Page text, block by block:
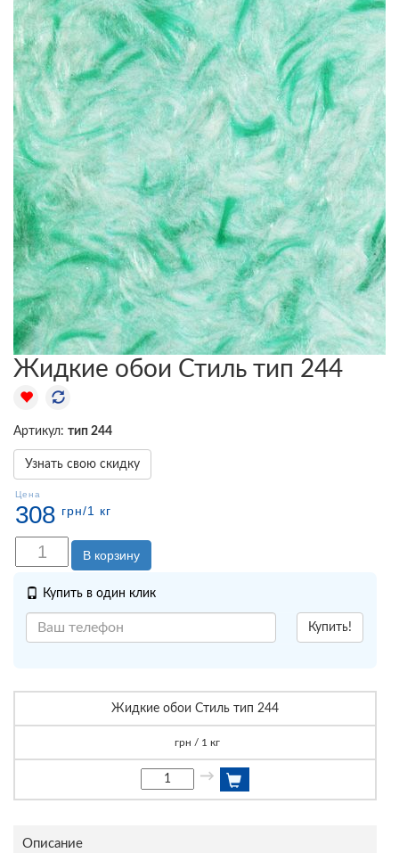
Жидкие обои Стиль тип 244
Артикул: тип 244
Узнать свою скидку
Цена
308 грн/1 кг
В корзину
Купить в один клик
Купить!
Жидкие обои Стиль тип 244
грн / 1 кг
→
Описание